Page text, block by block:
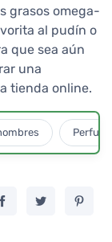
grasos omega-
al pudín o
que sea aún
una
tienda online.